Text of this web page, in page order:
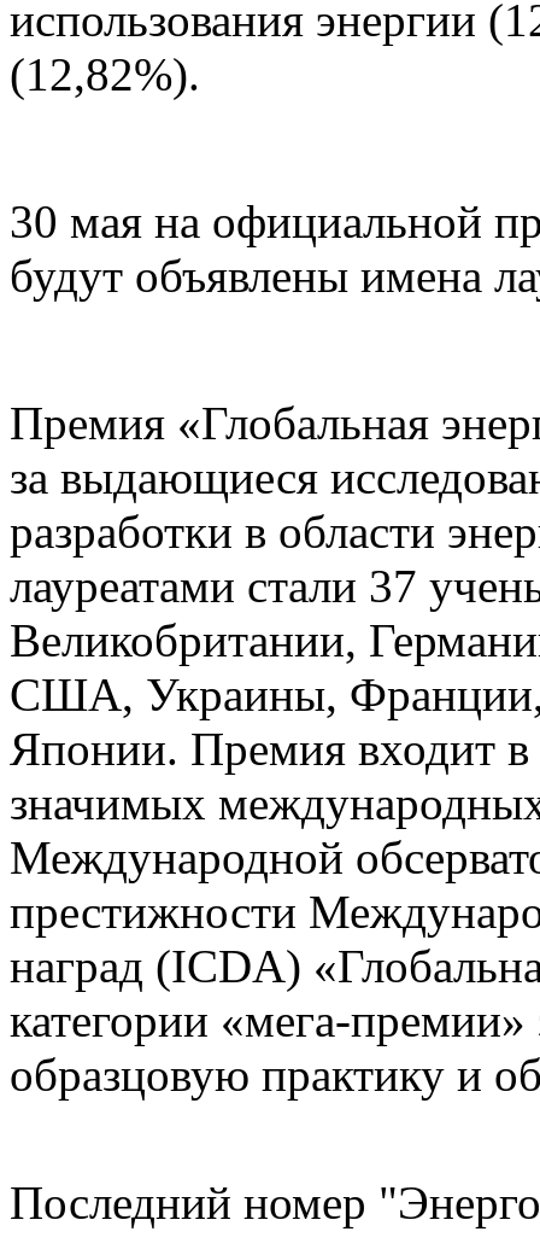
использования энергии
(12,82%).
30 мая на официальной
будут объявлены имена
Премия «Глобальная
за выдающиеся
разработки в области
лауреатами стали 37
Великобритании,
США, Украины,
Японии. Премия входит
значимых
Международной
престижности
наград (ICDA)
категории «мега-
образцовую практику и
Последний номер